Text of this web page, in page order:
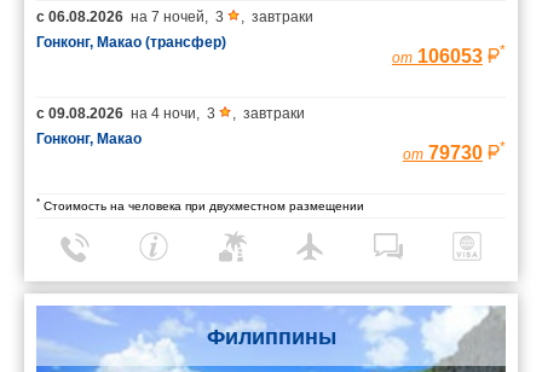
с 06.08.2026 на 7 ночей, 3 , завтраки
Гонконг, Макао (трансфер)
от 106053 *
с 09.08.2026 на 4 ночи, 3 , завтраки
Гонконг, Макао
от 79730 *
* Стоимость на человека при двухместном размещении
Филиппины